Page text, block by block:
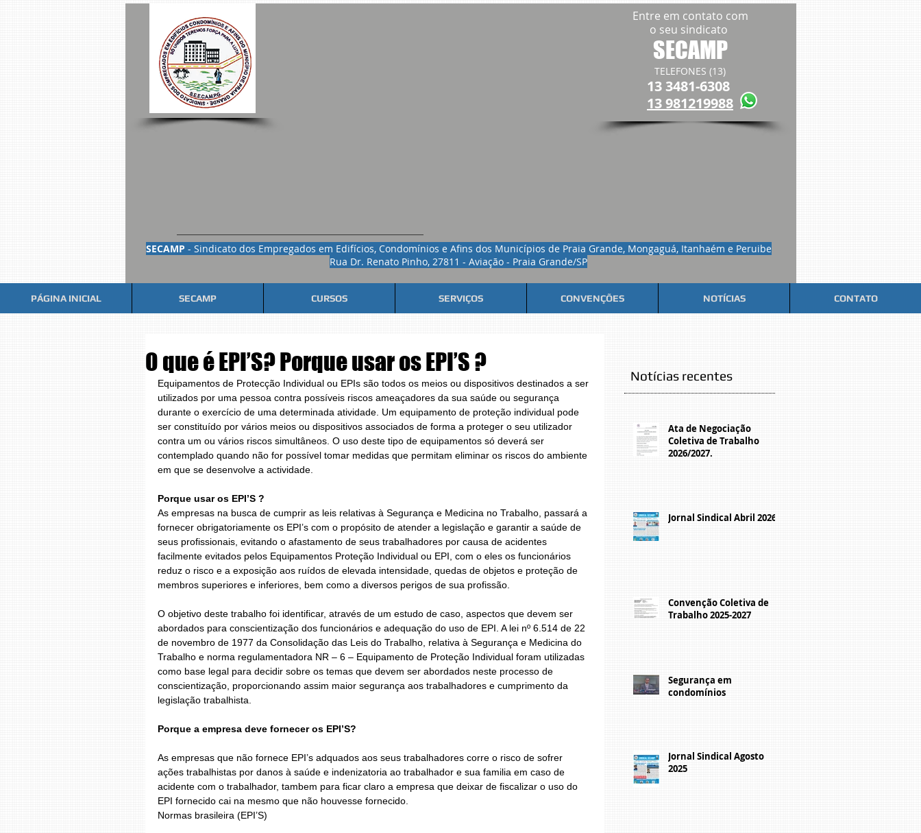
SECAMP - Sindicato dos Empregados em Edifícios, Condomínios e Afins dos Municípios de Praia Grande, Mongaguá, Itanhaém e Peruibe
Rua Dr. Renato Pinho, 27811 - Aviação - Praia Grande/SP
PÁGINA INICIAL SECAMP CURSOS SERVIÇOS CONVENÇÕES NOTÍCIAS CONTATO
O que é EPI’S? Porque usar os EPI’S ?
Equipamentos de Protecção Individual ou EPIs são todos os meios ou dispositivos destinados a ser
utilizados por uma pessoa contra possíveis riscos ameaçadores da sua saúde ou segurança
durante o exercício de uma determinada atividade. Um equipamento de proteção individual pode
ser constituído por vários meios ou dispositivos associados de forma a proteger o seu utilizador
contra um ou vários riscos simultâneos. O uso deste tipo de equipamentos só deverá ser
contemplado quando não for possível tomar medidas que permitam eliminar os riscos do ambiente
em que se desenvolve a actividade.
Porque usar os EPI’S ?
As empresas na busca de cumprir as leis relativas à Segurança e Medicina no Trabalho, passará a
fornecer obrigatoriamente os EPI’s com o propósito de atender a legislação e garantir a saúde de
seus profissionais, evitando o afastamento de seus trabalhadores por causa de acidentes
facilmente evitados pelos Equipamentos Proteção Individual ou EPI, com o eles os funcionários
reduz o risco e a exposição aos ruídos de elevada intensidade, quedas de objetos e proteção de
membros superiores e inferiores, bem como a diversos perigos de sua profissão.
O objetivo deste trabalho foi identificar, através de um estudo de caso, aspectos que devem ser
abordados para conscientização dos funcionários e adequação do uso de EPI. A lei nº 6.514 de 22
de novembro de 1977 da Consolidação das Leis do Trabalho, relativa à Segurança e Medicina do
Trabalho e norma regulamentadora NR – 6 – Equipamento de Proteção Individual foram utilizadas
como base legal para decidir sobre os temas que devem ser abordados neste processo de
conscientização, proporcionando assim maior segurança aos trabalhadores e cumprimento da
legislação trabalhista.
Porque a empresa deve fornecer os EPI’S?
As empresas que não fornece EPI’s adquados aos seus trabalhadores corre o risco de sofrer
ações trabalhistas por danos à saúde e indenizatoria ao trabalhador e sua familia em caso de
acidente com o trabalhador, tambem para ficar claro a empresa que deixar de fiscalizar o uso do
EPI fornecido cai na mesmo que não houvesse fornecido.
Normas brasileira (EPI’S)
Notícias recentes
Ata de Negociação
Coletiva de Trabalho
2026/2027.
Jornal Sindical Abril 2026
Convenção Coletiva de
Trabalho 2025-2027
Segurança em
condomínios
Jornal Sindical Agosto
2025
Entre em contato com
o seu sindicato
SECAMP
TELEFONES (13)
13 3481-6308
13 981219988